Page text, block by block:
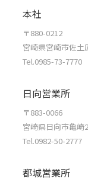
本社
〒880-0212
宮崎県宮崎市佐土
Tel.0985-73-7770
日向営業所
〒883-0066
宮崎県日向市亀崎
Tel.0982-50-2777
都城営業所